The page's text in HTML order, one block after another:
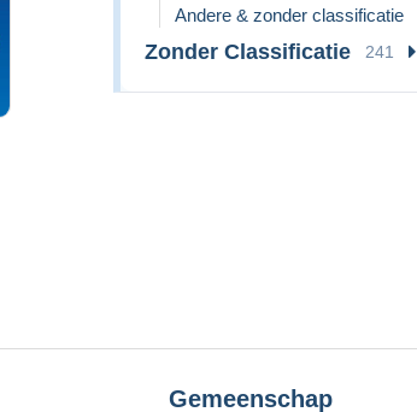
Andere & zonder classificatie
Zonder Classificatie 241
Gemeenschap